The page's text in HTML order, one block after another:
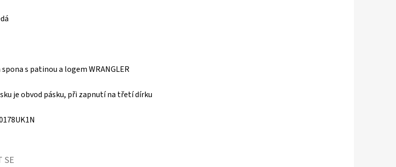
s patinou a logem WRANGLER
je obvod pásku, při zapnutí na třetí dírku
SE